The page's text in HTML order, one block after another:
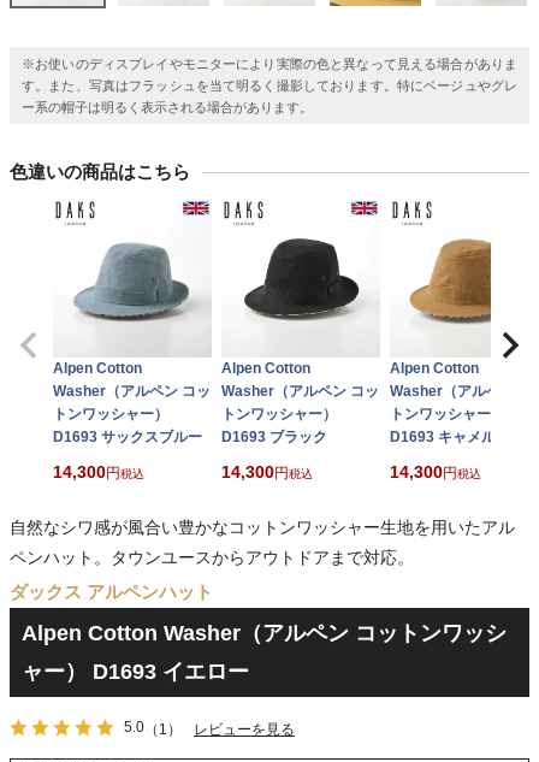
※お使いのディスプレイやモニターにより実際の色と異なって見える場合がありま
す。また、写真はフラッシュを当て明るく撮影しております。特にベージュやグレ
ー系の帽子は明るく表示される場合があります。
色違いの商品はこちら
Alpen Cotton
Washer（アルペン コッ
トンワッシャー）
D1693 サックスブルー
14,300 税込
Alpen Cotton
Washer（アルペン コッ
トンワッシャー）
D1693 ブラック
14,300 税込
Alpen Cotton
Washer（アルペン コ
トンワッシャー）
D1693 キャメル
14,300 税込
自然なシワ感が風合い豊かなコットンワッシャー生地を用いたアル
ペンハット。タウンユースからアウトドアまで対応。
ダックス アルペンハット
Alpen Cotton Washer（アルペン コットンワッシ
ャー） D1693 イエロー
5.0 （1） レビューを見る